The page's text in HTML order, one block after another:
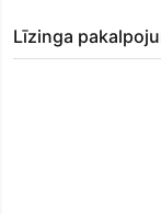
Līzinga